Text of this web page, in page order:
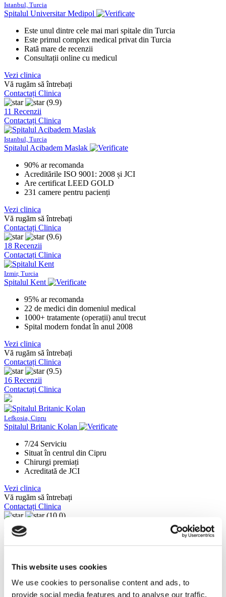
This website uses cookies
We use cookies to personalise content and ads, to
provide social media features and to analyse our traffic.
Istanbul, Turcia
Spitalul Universitar Medipol
Este unul dintre cele mai mari spitale din Turcia
Este primul complex medical privat din Turcia
Rată mare de recenzii
Consultații online cu medicul
Vezi clinica
Vă rugăm să întrebați
Contactați Clinica
(9.9)
11 Recenzii
Contactați Clinica
Istanbul, Turcia
Spitalul Acibadem Maslak
90% ar recomanda
Acreditările ISO 9001: 2008 și JCI
Are certificat LEED GOLD
231 camere pentru pacienți
Vezi clinica
Vă rugăm să întrebați
Contactați Clinica
(9.6)
18 Recenzii
Contactați Clinica
Izmir, Turcia
Spitalul Kent
95% ar recomanda
22 de medici din domeniul medical
1000+ tratamente (operații) anul trecut
Spital modern fondat în anul 2008
Vezi clinica
Vă rugăm să întrebați
Contactați Clinica
(9.5)
16 Recenzii
Contactați Clinica
Lefkosia, Cipru
Spitalul Britanic Kolan
7/24 Serviciu
Situat în centrul din Cipru
Chirurgi premiați
Acreditată de JCI
Vezi clinica
Vă rugăm să întrebați
Contactați Clinica
(10.0)
2 Recenzii
Contactați Clinica